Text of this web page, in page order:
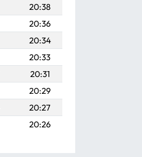
20:38
20:36
20:34
20:33
20:31
20:29
20:27
20:26